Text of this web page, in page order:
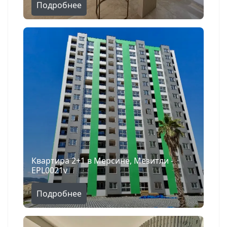
Подробнее
Квартира 2+1 в Мерсине, Мезитли -
EPL0021v
Подробнее